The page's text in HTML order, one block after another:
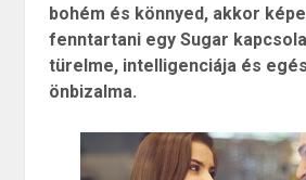
bohém és könnyed, akkor
fenntartani egy Sugar
türelme, intelligenciája és
önbizalma.